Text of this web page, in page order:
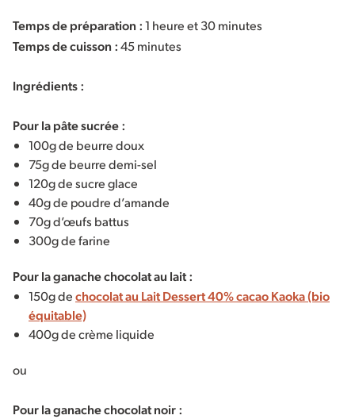
Temps de préparation :1 heure et 30 minutes
Temps de cuisson :45 minutes
Ingrédients :
Pour la pâte sucrée :
100g de beurre doux
75g de beurre demi-sel
120g de sucre glace
40g de poudre d’amande
70g d’œufs battus
300g de farine
Pour la ganache chocolat au lait :
150g dechocolat au Lait Dessert 40% cacao Kaoka (bio
équitable)
400g de crème liquide
ou
Pour la ganache chocolat noir :